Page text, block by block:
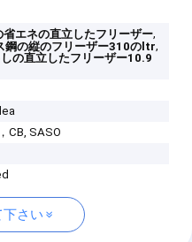
省エネの直立したフリーザー,
鋼の縦のフリーザー310のltr,
の直立したフリーザー10.9
CB, SASO
下さい